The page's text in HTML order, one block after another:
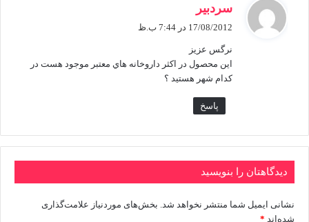
سردبیر
:
17/08/2012 در 7:44 ب.ظ
نرگس عزيز
اين محصول در اكثر داروخانه هاي معتبر موجود هست در
كدام شهر هستيد ؟
پاسخ
دیدگاهتان را بنویسید
نشانی ایمیل شما منتشر نخواهد شد. بخش‌های موردنیاز علامت‌گذاری
شده‌اند *